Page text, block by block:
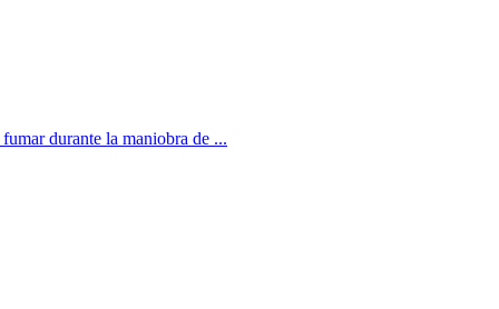
durante la maniobra de ...